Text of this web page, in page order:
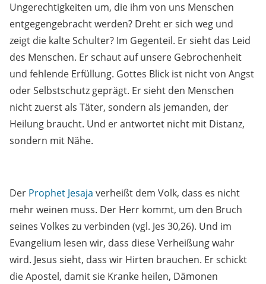
Ungerechtigkeiten um, die ihm von uns Menschen
entgegengebracht werden? Dreht er sich weg und
zeigt die kalte Schulter? Im Gegenteil. Er sieht das Leid
des Menschen. Er schaut auf unsere Gebrochenheit
und fehlende Erfüllung. Gottes Blick ist nicht von Angst
oder Selbstschutz geprägt. Er sieht den Menschen
nicht zuerst als Täter, sondern als jemanden, der
Heilung braucht. Und er antwortet nicht mit Distanz,
sondern mit Nähe.
Der Prophet Jesaja verheißt dem Volk, dass es nicht
mehr weinen muss. Der Herr kommt, um den Bruch
seines Volkes zu verbinden (vgl. Jes 30,26). Und im
Evangelium lesen wir, dass diese Verheißung wahr
wird. Jesus sieht, dass wir Hirten brauchen. Er schickt
die Apostel, damit sie Kranke heilen, Dämonen